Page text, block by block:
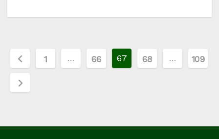
Seitennummerierung
der
Beiträge
1 … 66 67 68 … 109